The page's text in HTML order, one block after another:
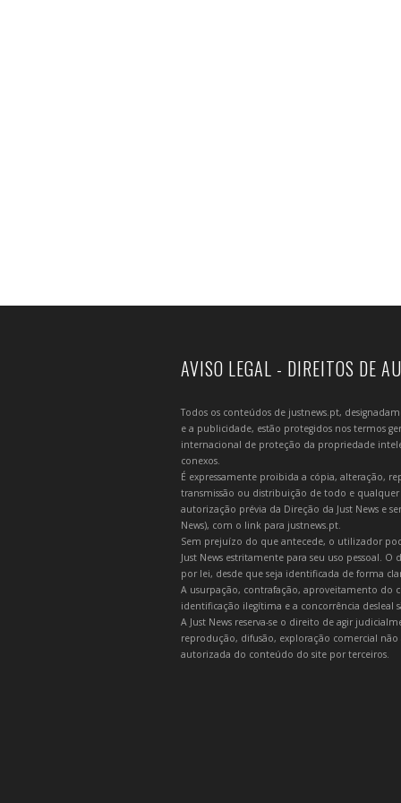
AVISO LEGAL - DIREITOS DE
Todos os conteúdos de justnews.pt,
e a publicidade, estão protegidos nos termos
internacional de proteção da propriedade
conexos.
É expressamente proibida a cópia, alteração,
transmissão ou distribuição de todo e
autorização prévia da Direção da Just News e
News), com o link para justnews.pt.
Sem prejuízo do que antecede, o utilizador
Just News estritamente para seu uso pessoal.
por lei, desde que seja identificada de forma
A usurpação, contrafação, aproveitamento do
identificação ilegítima e a concorrência desleal
A Just News reserva-se o direito de agir
reprodução, difusão, exploração comercial
autorizada do conteúdo do site por terceiros.